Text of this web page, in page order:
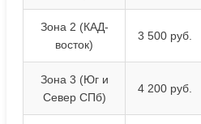
Зона 2 (КАД-
восток)
3 500 руб.
Зона 3 (Юг и
Север СПб)
4 200 руб.